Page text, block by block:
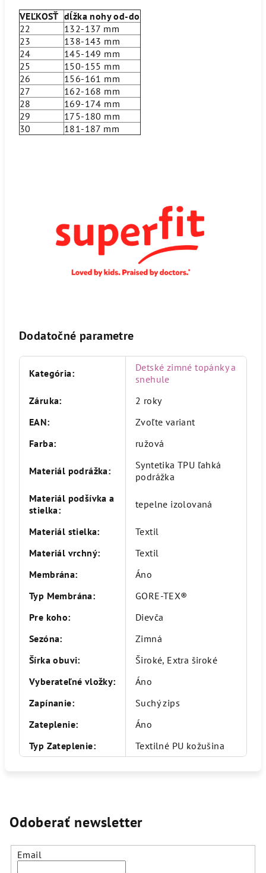
VEĽKOSŤ dĺžka nohy od-do
22
132-137 mm
23
138-143 mm
24
145-149 mm
25
150-155 mm
26
156-161 mm
27
162-168 mm
28
169-174 mm
29
175-180 mm
30
181-187 mm
Dodatočné parametre
Kategória:
Detské zimné topánky a
snehule
Záruka:
2 roky
EAN:
Zvoľte variant
Farba: ružová
Materiál podrážka:
Syntetika TPU ľahká
podrážka
Materiál podšívka a
stielka: tepelne izolovaná
Materiál stielka:
Textil
Materiál vrchný:
Textil
Membrána:
Áno
Typ Membrána:
GORE-TEX®
Pre koho:
Dievča
Sezóna:
Zimná
Šírka obuvi:
Široké, Extra široké
Vyberateľné vložky:
Áno
Zapínanie:
Suchý zips
Zateplenie:
Áno
Typ Zateplenie: Textilné PU kožušina
Odoberať newsletter
Email